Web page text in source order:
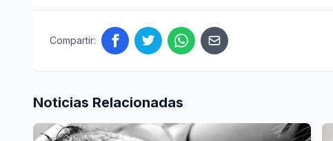
Compartir:
Noticias Relacionadas